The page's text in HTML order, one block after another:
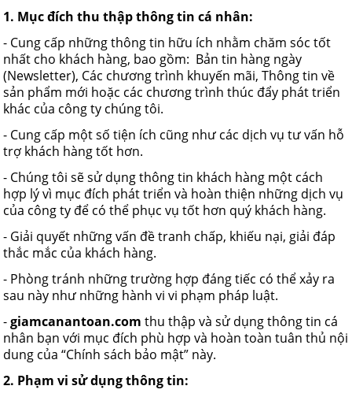
1. Mục đích thu thập thông tin cá nhân:
- Cung cấp những thông tin hữu ích nhằm chăm sóc tốt
nhất cho khách hàng, bao gồm: Bản tin hàng ngày
(Newsletter), Các chương trình khuyến mãi, Thông tin về
sản phẩm mới hoặc các chương trình thúc đẩy phát triển
khác của công ty chúng tôi.
- Cung cấp một số tiện ích cũng như các dịch vụ tư vấn hỗ
trợ khách hàng tốt hơn.
- Chúng tôi sẽ sử dụng thông tin khách hàng một cách
hợp lý vì mục đích phát triển và hoàn thiện những dịch vụ
của công ty để có thể phục vụ tốt hơn quý khách hàng.
- Giải quyết những vấn đề tranh chấp, khiếu nại, giải đáp
thắc mắc của khách hàng.
- Phòng tránh những trường hợp đáng tiếc có thể xảy ra
sau này như những hành vi vi phạm pháp luật.
-giamcanantoan.com thu thập và sử dụng thông tin cá
nhân bạn với mục đích phù hợp và hoàn toàn tuân thủ nội
dung của “Chính sách bảo mật” này.
2. Phạm vi sử dụng thông tin: